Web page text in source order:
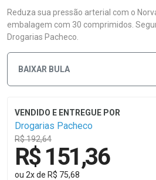
Reduza sua pressão arterial com o
embalagem com 30 comprimidos.
Drogarias Pacheco.
BAIXAR BULA
Drogarias Pacheco
R$ 192,64
R$ 151,36
ou 2xde R$ 75,68